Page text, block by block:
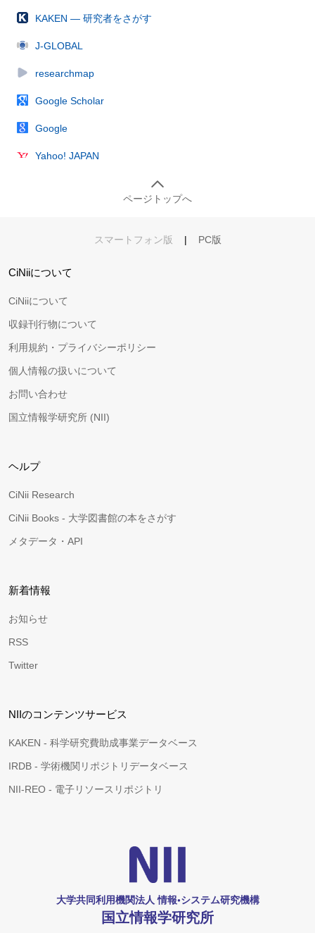
KAKEN — 研究者をさがす
J-GLOBAL
researchmap
Google Scholar
Google
Yahoo! JAPAN
ページトップへ
スマートフォン版 | PC版
CiNiiについて
CiNiiについて
収録刊行物について
利用規約・プライバシーポリシー
個人情報の扱いについて
お問い合わせ
国立情報学研究所 (NII)
ヘルプ
CiNii Research
CiNii Books - 大学図書館の本をさがす
メタデータ・API
新着情報
お知らせ
RSS
Twitter
NIIのコンテンツサービス
KAKEN - 科学研究費助成事業データベース
IRDB - 学術機関リポジトリデータベース
NII-REO - 電子リソースリポジトリ
大学共同利用機関法人 情報•システム研究機構
国立情報学研究所